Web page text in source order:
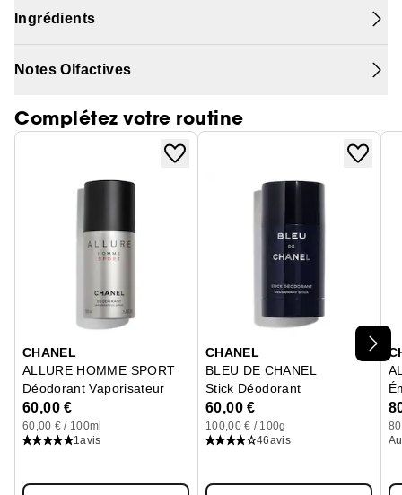
Ingrédients
Notes Olfactives
Complétez votre routine
CHANEL
ALLURE HOMME SPORT
Déodorant Vaporisateur
60,00 €
60,00 € / 100ml
1avis
CHANEL
BLEU DE CHANEL
Stick Déodorant
60,00 €
100,00 € / 100g
46avis